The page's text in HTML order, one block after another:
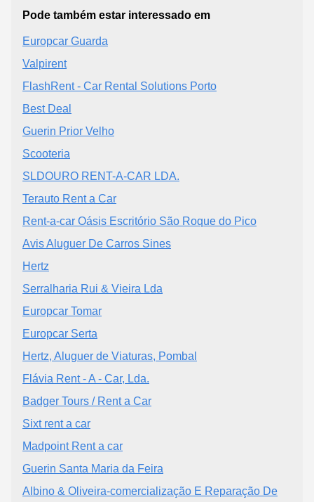
Pode também estar interessado em
Europcar Guarda
Valpirent
FlashRent - Car Rental Solutions Porto
Best Deal
Guerin Prior Velho
Scooteria
SLDOURO RENT-A-CAR LDA.
Terauto Rent a Car
Rent-a-car Oásis Escritório São Roque do Pico
Avis Aluguer De Carros Sines
Hertz
Serralharia Rui & Vieira Lda
Europcar Tomar
Europcar Serta
Hertz, Aluguer de Viaturas, Pombal
Flávia Rent - A - Car, Lda.
Badger Tours / Rent a Car
Sixt rent a car
Madpoint Rent a car
Guerin Santa Maria da Feira
Albino & Oliveira-comercialização E Reparação De